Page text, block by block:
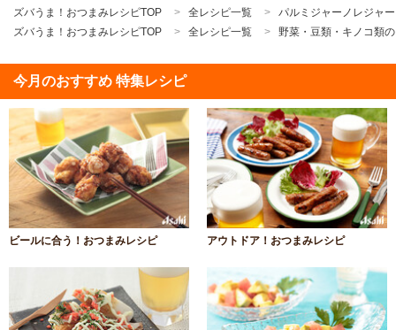
ズバうま！おつまみレシピTOP 全レシピ一覧
パルミジャーノレジャ
ズバうま！おつまみレシピTOP
全レシピ一覧 野菜・豆類・キノコ類
今月のおすすめ 特集レシピ
ビールに合う！おつまみレシピ アウトドア！おつまみレシピ